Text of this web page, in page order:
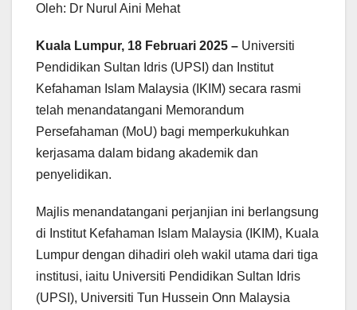
Oleh: Dr Nurul Aini Mehat
Kuala Lumpur, 18 Februari 2025 – Universiti
Pendidikan Sultan Idris (UPSI) dan Institut
Kefahaman Islam Malaysia (IKIM) secara rasmi
telah menandatangani Memorandum
Persefahaman (MoU) bagi memperkukuhkan
kerjasama dalam bidang akademik dan
penyelidikan.
Majlis menandatangani perjanjian ini berlangsung
di Institut Kefahaman Islam Malaysia (IKIM), Kuala
Lumpur dengan dihadiri oleh wakil utama dari tiga
institusi, iaitu Universiti Pendidikan Sultan Idris
(UPSI), Universiti Tun Hussein Onn Malaysia